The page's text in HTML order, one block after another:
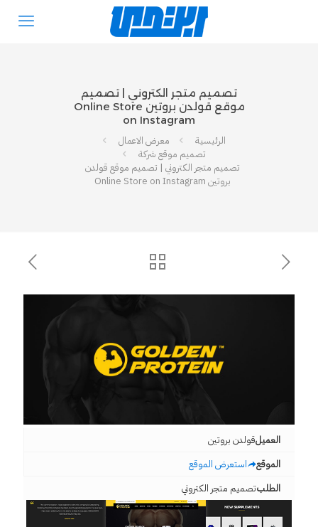
تصميم متجر الكتروني | تصميم
موقع قولدن بروتين Online Store
on Instagram
الرئيسية
معرض الاعمال
تصميم موقع شركة
تصميم متجر الكتروني | تصميم موقع قولدن
بروتين Online Store on Instagram
العميلقولدن بروتين
الموقع
استعرض الموقع
الطلبتصميم متجر الكتروني